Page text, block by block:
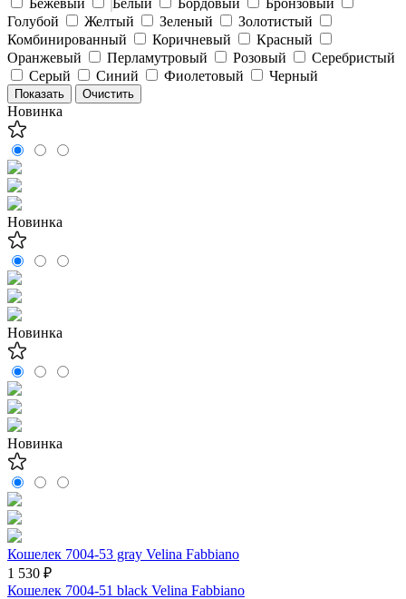
Голубой
Желтый Зеленый
Золотистый
Комбинированный
Коричневый
Красный
Оранжевый
Перламутровый Розовый
Серебристый
Серый
Синий Фиолетовый Черный
Новинка
Новинка
Новинка
Новинка
Кошелек 7004-53 gray Velina Fabbiano
1 530 ₽
Кошелек 7004-51 black Velina Fabbiano